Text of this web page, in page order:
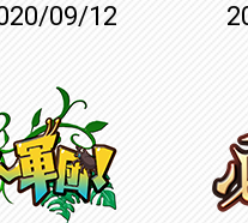
09/12